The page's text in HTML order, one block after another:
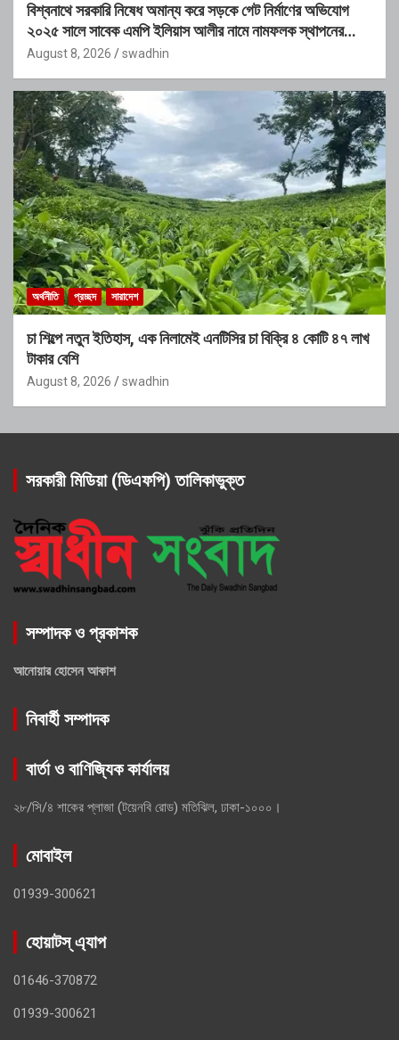
বিশ্বনাথে সরকারি নিষেধ অমান্য করে সড়কে গেট নির্মাণের অভিযোগ
২০২৫ সালে সাবেক এমপি ইলিয়াস আলীর নামে নামফলক স্থাপনের
অভিযোগ
August 8, 2026 swadhin
অর্থনীতি প্রচ্ছদ সারাদেশ
চা শিল্পে নতুন ইতিহাস, এক নিলামেই এনটিসির চা বিক্রি ৪ কোটি ৪৭ লাখ
টাকার বেশি
August 8, 2026 swadhin
সরকারী মিডিয়া (ডিএফপি) তালিকাভুক্ত
সম্পাদক ও প্রকাশক
আনোয়ার হোসেন আকাশ
নিবার্হী সম্পাদক
বার্তা ও বাণিজ্যিক কার্যালয়
২৮/সি/৪ শাকের প্লাজা (টয়েনবি রোড) মতিঝিল, ঢাকা-১০০০।
মোবাইল
01939-300621
হোয়াটস্ এ্যাপ
01646-370872
01939-300621